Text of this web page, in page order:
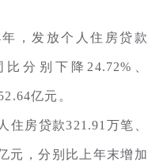
年，发放个人住房贷款
分别下降24.72%、
亿元。
住房贷款321.91万笔、
元，分别比上年末增加